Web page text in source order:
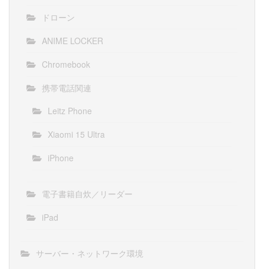
ドローン
ANIME LOCKER
Chromebook
携帯電話関連
Leitz Phone
Xiaomi 15 Ultra
iPhone
電子書籍自炊／リーダー
iPad
サーバー・ネットワーク環境